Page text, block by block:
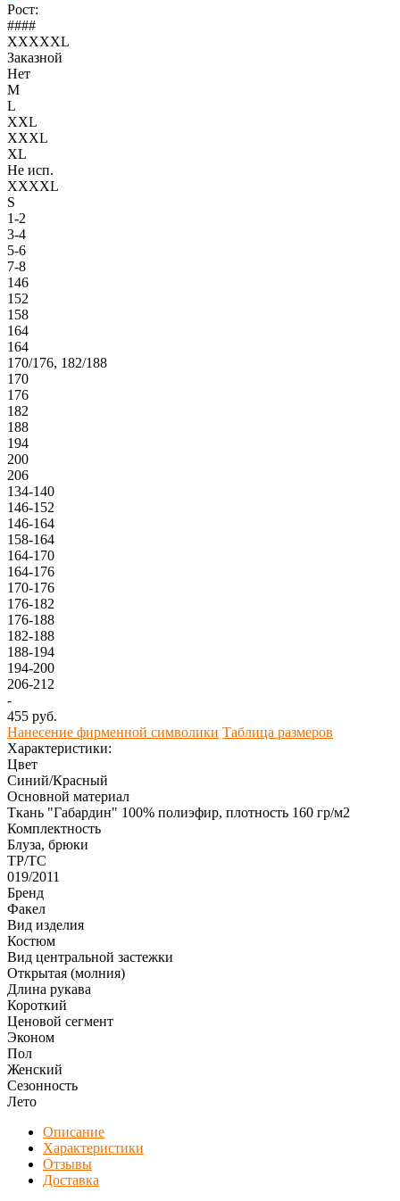
Рост:
####
XXXXXL
Заказной
Нет
M
L
XXL
XXXL
XL
Не исп.
XXXXL
S
1-2
3-4
5-6
7-8
146
152
158
164
164
170/176, 182/188
170
176
182
188
194
200
206
134-140
146-152
146-164
158-164
164-170
164-176
170-176
176-182
176-188
182-188
188-194
194-200
206-212
-
455 руб.
Нанесение фирменной символики Таблица размеров
Характеристики:
Цвет
Синий/Красный
Основной материал
Ткань "Габардин" 100% полиэфир, плотность 160 гр/м2
Комплектность
Блуза, брюки
ТР/ТС
019/2011
Бренд
Факел
Вид изделия
Костюм
Вид центральной застежки
Открытая (молния)
Длина рукава
Короткий
Ценовой сегмент
Эконом
Пол
Женский
Сезонность
Лето
Описание
Характеристики
Отзывы
Доставка